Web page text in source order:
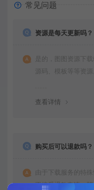
常见问题
资源是每天更新吗？
是的，图图资源下
源码、模板等等资源
查看详情
购买后可以退款吗？
由于下载服务的特
不接受退款申请。